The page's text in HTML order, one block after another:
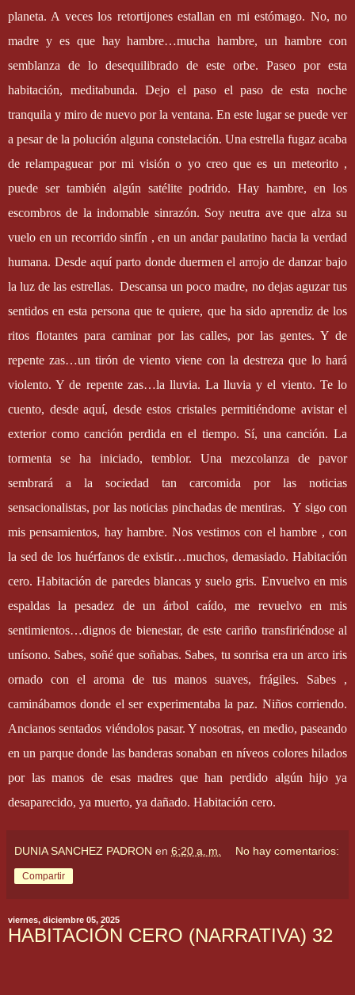
planeta. A veces los retortijones estallan en mi estómago. No, no
madre y es que hay hambre…mucha hambre, un hambre con
semblanza de lo desequilibrado de este orbe. Paseo por esta
habitación, meditabunda. Dejo el paso el paso de esta noche
tranquila y miro de nuevo por la ventana. En este lugar se puede ver
a pesar de la polución alguna constelación. Una estrella fugaz acaba
de relampaguear por mi visión o yo creo que es un meteorito ,
puede ser también algún satélite podrido. Hay hambre, en los
escombros de la indomable sinrazón. Soy neutra ave que alza su
vuelo en un recorrido sinfín , en un andar paulatino hacia la verdad
humana. Desde aquí parto donde duermen el arrojo de danzar bajo
la luz de las estrellas. Descansa un poco madre, no dejas aguzar tus
sentidos en esta persona que te quiere, que ha sido aprendiz de los
ritos flotantes para caminar por las calles, por las gentes. Y de
repente zas…un tirón de viento viene con la destreza que lo hará
violento. Y de repente zas…la lluvia. La lluvia y el viento. Te lo
cuento, desde aquí, desde estos cristales permitiéndome avistar el
exterior como canción perdida en el tiempo. Sí, una canción. La
tormenta se ha iniciado, temblor. Una mezcolanza de pavor
sembrará a la sociedad tan carcomida por las noticias
sensacionalistas, por las noticias pinchadas de mentiras.
Y sigo con
mis pensamientos, hay hambre. Nos vestimos con el hambre , con
la sed de los huérfanos de existir…muchos, demasiado. Habitación
cero. Habitación de paredes blancas y suelo gris. Envuelvo en mis
espaldas la pesadez de un árbol caído, me revuelvo en mis
sentimientos…dignos de bienestar, de este cariño transfiriéndose al
unísono. Sabes, soñé que soñabas. Sabes, tu sonrisa era un arco iris
ornado con el aroma de tus manos suaves, frágiles. Sabes ,
caminábamos donde el ser experimentaba la paz. Niños corriendo.
Ancianos sentados viéndolos pasar. Y nosotras, en medio, paseando
en un parque donde las banderas sonaban en níveos colores hilados
por las manos de esas madres que han perdido algún hijo ya
desaparecido, ya muerto, ya dañado. Habitación cero.
DUNIA SANCHEZ PADRON en 6:20 a. m. No hay comentarios:
Compartir
viernes, diciembre 05, 2025
HABITACIÓN CERO (NARRATIVA) 32